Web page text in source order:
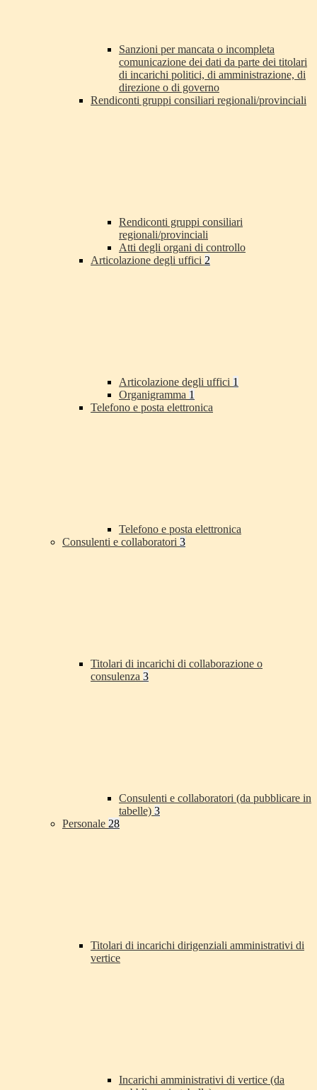
Sanzioni per mancata o incompleta
comunicazione dei dati da parte dei titolari
di incarichi politici, di amministrazione, di
direzione o di governo
Rendiconti gruppi consiliari regionali/provinciali
Rendiconti gruppi consiliari
regionali/provinciali
Atti degli organi di controllo
Articolazione degli uffici 2
Articolazione degli uffici 1
Organigramma 1
Telefono e posta elettronica
Telefono e posta elettronica
Consulenti e collaboratori 3
Titolari di incarichi di collaborazione o
consulenza 3
Consulenti e collaboratori (da pubblicare in
tabelle) 3
Personale 28
Titolari di incarichi dirigenziali amministrativi di
vertice
Incarichi amministrativi di vertice (da